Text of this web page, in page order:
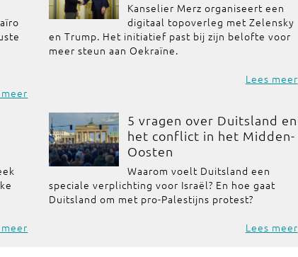
Kanselier Merz organiseert een
digitaal topoverleg met Zelensky
en Trump. Het initiatief past bij zijn belofte voor
meer steun aan Oekraïne.
Lees meer
5 vragen over Duitsland en
het conflict in het Midden-
Oosten
Waarom voelt Duitsland een
speciale verplichting voor Israël? En hoe gaat
Duitsland om met pro-Palestijns protest?
Lees meer